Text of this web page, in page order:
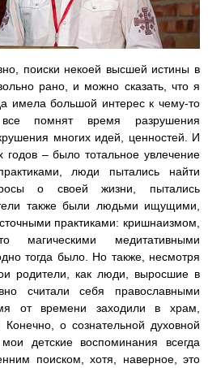
поиски некоей высшей истины в
рано, и можно сказать, что я
имела большой интерес к чему-то
все помнят время разрушения
многих идей, ценностей. И
годов – было тотальное увлечение
люди пытались найти
о своей жизни, пытались
также были людьми ищущими,
практиками: кришнаизмом,
магическими медитативными
тогда было. Но также, несмотря
родители, как люди, выросшие в
считали себя православными
от времени заходили в храм,
Конечно, о сознательной духовной
детские воспоминания всегда
поиском, хотя, наверное, это